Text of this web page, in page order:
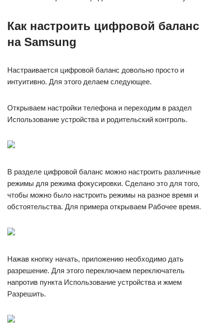
Как настроить цифровой баланс
на Samsung
Настраивается цифровой баланс довольно просто и
интуитивно. Для этого делаем следующее.
Открываем настройки телефона и переходим в раздел
Использование устройства и родительский контроль.
В разделе цифровой баланс можно настроить различные
режимы для режима фокусировки. Сделано это для того,
чтобы можно было настроить режимы на разное время и
обстоятельства. Для примера открываем Рабочее время.
Нажав кнопку начать, приложению необходимо дать
разрешение. Для этого переключаем переключатель
напротив пункта Использование устройства и жмем
Разрешить.